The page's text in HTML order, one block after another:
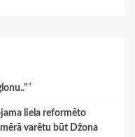
”
liela reformēto
varētu būt Džona